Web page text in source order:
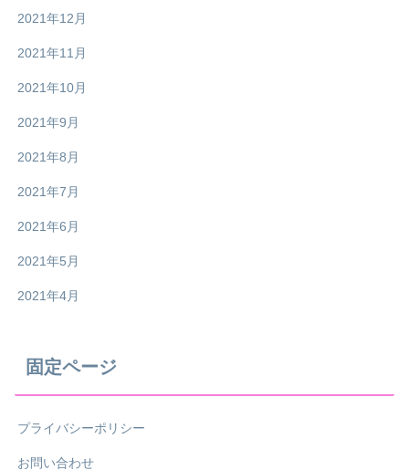
2021年12月
2021年11月
2021年10月
2021年9月
2021年8月
2021年7月
2021年6月
2021年5月
2021年4月
固定ページ
プライバシーポリシー
お問い合わせ